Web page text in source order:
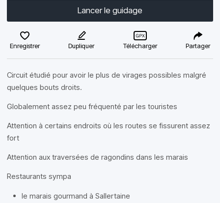
Lancer le guidage
Enregistrer Dupliquer Télécharger Partager
Circuit étudié pour avoir le plus de virages possibles malgré
quelques bouts droits.
Globalement assez peu fréquenté par les touristes
Attention à certains endroits où les routes se fissurent assez
fort
Attention aux traversées de ragondins dans les marais
Restaurants sympa
le marais gourmand à Sallertaine